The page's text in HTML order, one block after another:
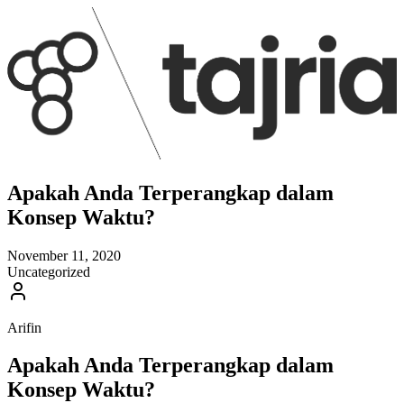
Apakah Anda Terperangkap dalam
Konsep Waktu?
November 11, 2020
Uncategorized
Arifin
Apakah Anda Terperangkap dalam
Konsep Waktu?